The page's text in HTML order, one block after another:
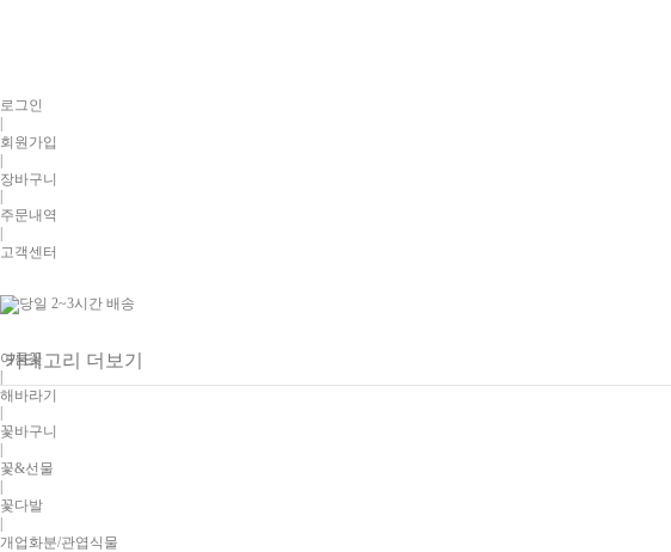
로그인
|
회원가입
|
장바구니
주문내역
고객센터
카테고리 더보기
여름꽃
|
해바라기
꽃바구니
꽃&선물
|
꽃다발
|
개업화분/관엽식물